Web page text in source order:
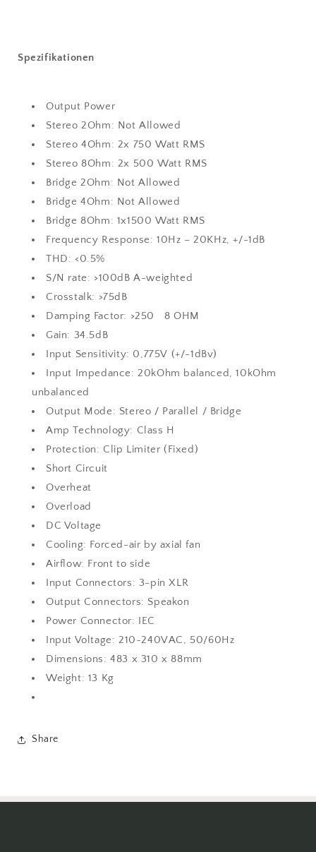
Spezifikationen
Output Power
Stereo 2Ohm: Not Allowed
Stereo 4Ohm: 2x 750 Watt RMS
Stereo 8Ohm: 2x 500 Watt RMS
Bridge 2Ohm: Not Allowed
Bridge 4Ohm: Not Allowed
Bridge 8Ohm: 1x1500 Watt RMS
Frequency Response: 10Hz – 20KHz, +/-1dB
THD: <0.5%
S/N rate: >100dB A-weighted
Crosstalk: >75dB
Damping Factor: >250 8 OHM
Gain: 34.5dB
Input Sensitivity: 0,775V (+/-1dBv)
Input Impedance: 20kOhm balanced, 10kOhm
unbalanced
Output Mode: Stereo / Parallel / Bridge
Amp Technology: Class H
Protection: Clip Limiter (Fixed)
Short Circuit
Overheat
Overload
DC Voltage
Cooling: Forced-air by axial fan
Airflow: Front to side
Input Connectors: 3-pin XLR
Output Connectors: Speakon
Power Connector: IEC
Input Voltage: 210~240VAC, 50/60Hz
Dimensions: 483 x 310 x 88mm
Weight: 13 Kg
Share